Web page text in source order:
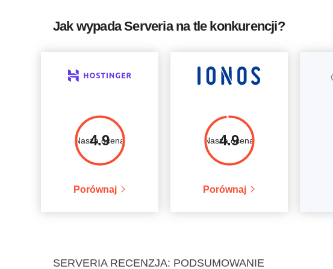
Jak wypada Serveria na tle konkurencji?
Nasza ocena
4.9
Porównaj
Nasza ocena
4.9
Porównaj
SERVERIA RECENZJA: PODSUMOWANIE